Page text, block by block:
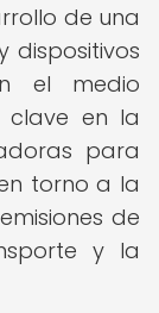
de una
dispositivos
el medio
clave en la
para
torno a la
de
y la